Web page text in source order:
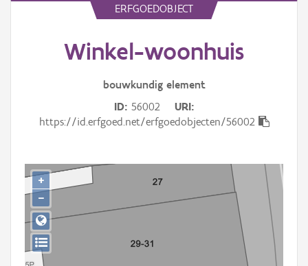
Erfgoedobject
Gebeurtenis
Persoon of collectief
Downloads
Hergebruik
ERFGOEDOBJECT
Winkel-woonhuis
bouwkundig element
ID 56002
URI
https://id.erfgoed.net/erfgoedobjecten/56002
+
−